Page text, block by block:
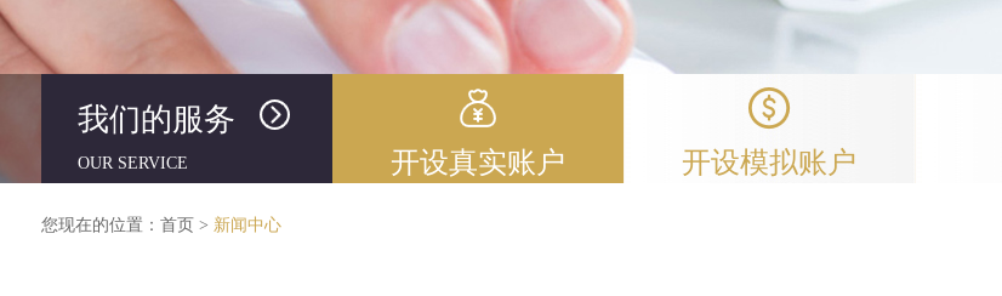
我们的服务
OUR SERVICE 开设真实账户 开设模拟账户
您现在的位置： 首页 > 新闻中心